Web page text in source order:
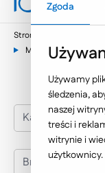
Strona główna
Mostostal Warszawa
Kategoria
Branża
Zgoda
Używamy
śledzenia,
naszej
treści i
witrynie i
użytkownicy.